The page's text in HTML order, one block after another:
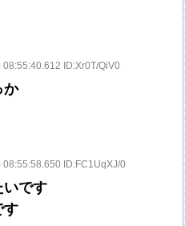
ID:Xr0T/QiV0
か
ID:FC1UqXJ/0
いです
す